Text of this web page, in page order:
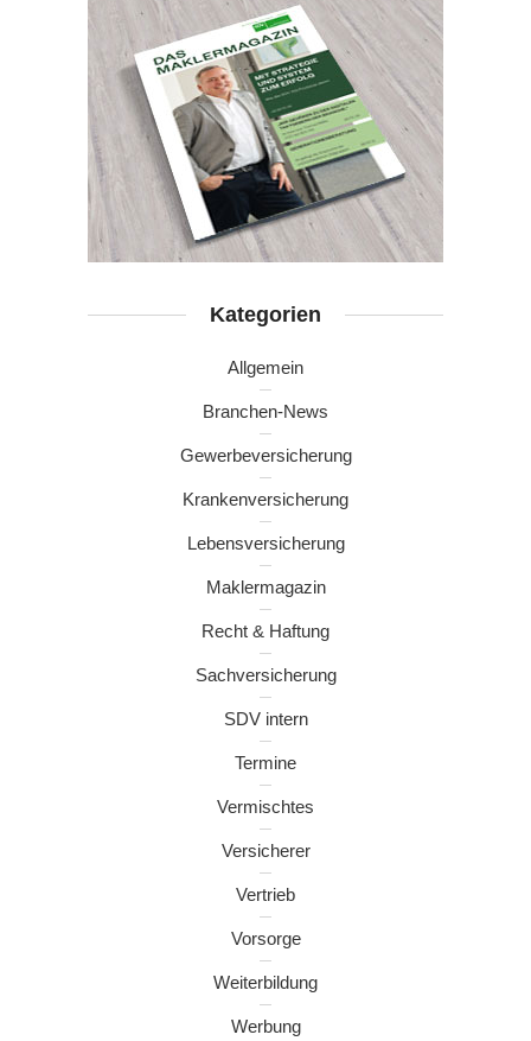
Kategorien
Allgemein
Branchen-News
Gewerbeversicherung
Krankenversicherung
Lebensversicherung
Maklermagazin
Recht & Haftung
Sachversicherung
SDV intern
Termine
Vermischtes
Versicherer
Vertrieb
Vorsorge
Weiterbildung
Werbung